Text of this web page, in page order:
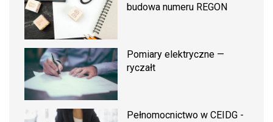
budowa numeru REGON
Pomiary elektryczne —
ryczałt
Pełnomocnictwo w CEIDG -